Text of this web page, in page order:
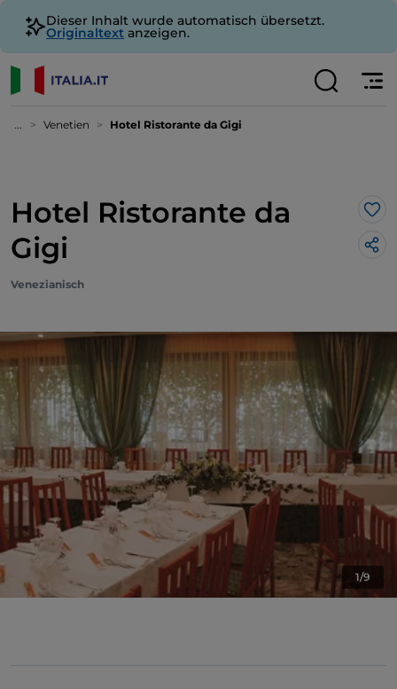
Dieser Inhalt wurde automatisch übersetzt.
Originaltext anzeigen.
... Venetien Hotel Ristorante da Gigi
Hotel Ristorante da
Gigi
Venezianisch
1/9